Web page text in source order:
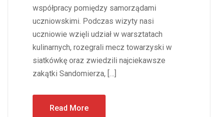
współpracy pomiędzy samorządami
uczniowskimi. Podczas wizyty nasi
uczniowie wzięli udział w warsztatach
kulinarnych, rozegrali mecz towarzyski w
siatkówkę oraz zwiedzili najciekawsze
zakątki Sandomierza, […]
Read More